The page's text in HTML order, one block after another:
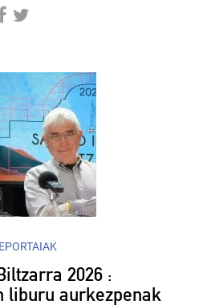
2026 :
liburu aurkezpenak